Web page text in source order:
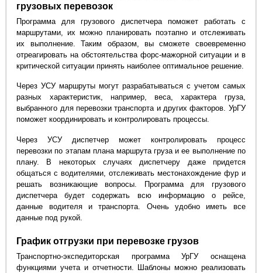
грузовых перевозок
Программа для грузового диспетчера поможет работать с
маршрутами, их можно планировать поэтапно и отслеживать
их выполнение. Таким образом, вы сможете своевременно
отреагировать на обстоятельства форс-мажорной ситуации и в
критической ситуации принять наиболее оптимальное решение.
Через УСУ маршруты могут разрабатываться с учетом самых
разных характеристик, например, веса, характера груза,
выбранного для перевозки транспорта и других факторов. УрГУ
поможет координировать и контролировать процессы.
Через УСУ диспетчер может контролировать процесс
перевозки по этапам плана маршрута груза и ее выполнение по
плану. В некоторых случаях диспетчеру даже придется
общаться с водителями, отслеживать местонахождение фур и
решать возникающие вопросы. Программа для грузового
диспетчера будет содержать всю информацию о рейсе,
данные водителя и транспорта. Очень удобно иметь все
данные под рукой.
График отгрузки при перевозке грузов
Транспортно-экспедиторская программа УрГУ оснащена
функциями учета и отчетности. Шаблоны можно реализовать